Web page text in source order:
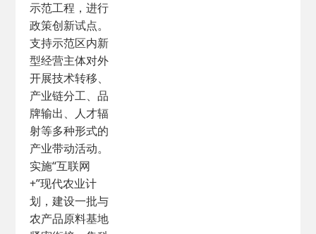
示范工程，进行
政策创新试点。
支持示范区内新
型经营主体对外
开展技术转移、
产业链分工、品
牌输出、人才辐
射等多种形式的
产业带动活动。
实施“互联网
+”现代农业计
划，建设一批与
农产品原料基地